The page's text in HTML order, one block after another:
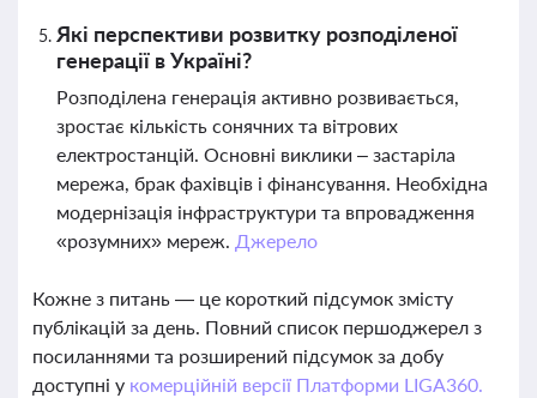
Які перспективи розвитку розподіленої
генерації в Україні?
Розподілена генерація активно розвивається,
зростає кількість сонячних та вітрових
електростанцій. Основні виклики – застаріла
мережа, брак фахівців і фінансування. Необхідна
модернізація інфраструктури та впровадження
«розумних» мереж. Джерело
Кожне з питань — це короткий підсумок змісту
публікацій за день. Повний список першоджерел з
посиланнями та розширений підсумок за добу
доступні у комерційній версії Платформи LIGA360.